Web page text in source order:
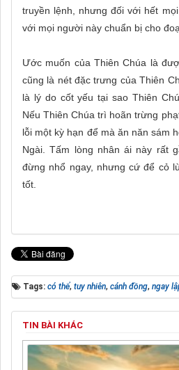
truyền lệnh, nhưng đối với hết
với mọi người này chuẩn bị cho
Ước muốn của Thiên Chúa là
cũng là nét đặc trưng của Thiên
là lý do cốt yếu tại sao Thiên
Nếu Thiên Chúa trì hoãn trừng
lỗi một kỳ hạn để mà ăn năn sám
Ngài. Tấm lòng nhân ái này rất
đừng nhổ ngay, nhưng cứ để cỏ
tốt.
Tags: có thể, tuy nhiên, cánh đồng, ngay
TIN BÀI KHÁC